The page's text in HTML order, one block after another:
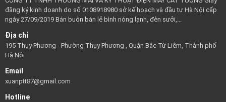
đăng ký kinh doanh do số 0108918980 sở kế hoạch và đầu tư Hà Nội cấp
ngày 27/09/2019 Bán buôn bán lẻ bình nóng lạnh, đèn sưởi,...
Địa chỉ
195 Thụy Phương - Phường Thụy Phương , Quận Bắc Từ Liêm, Thành phố
Hà Nội
Email
xuanptt87@gmail.com
Hotline